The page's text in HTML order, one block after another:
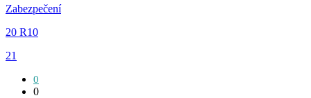
Zabezpečení
20 R10
21
0
0